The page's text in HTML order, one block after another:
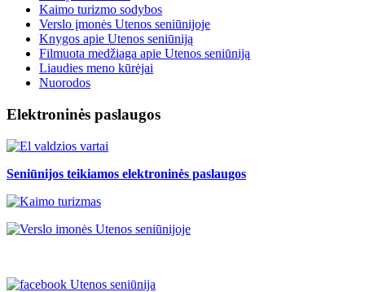
Kaimo turizmo sodybos
Verslo įmonės Utenos seniūnijoje
Knygos apie Utenos seniūniją
Filmuota medžiaga apie Utenos seniūniją
Liaudies meno kūrėjai
Nuorodos
Elektroninės paslaugos
Seniūnijos teikiamos elektroninės paslaugos
Utenos seniūnija